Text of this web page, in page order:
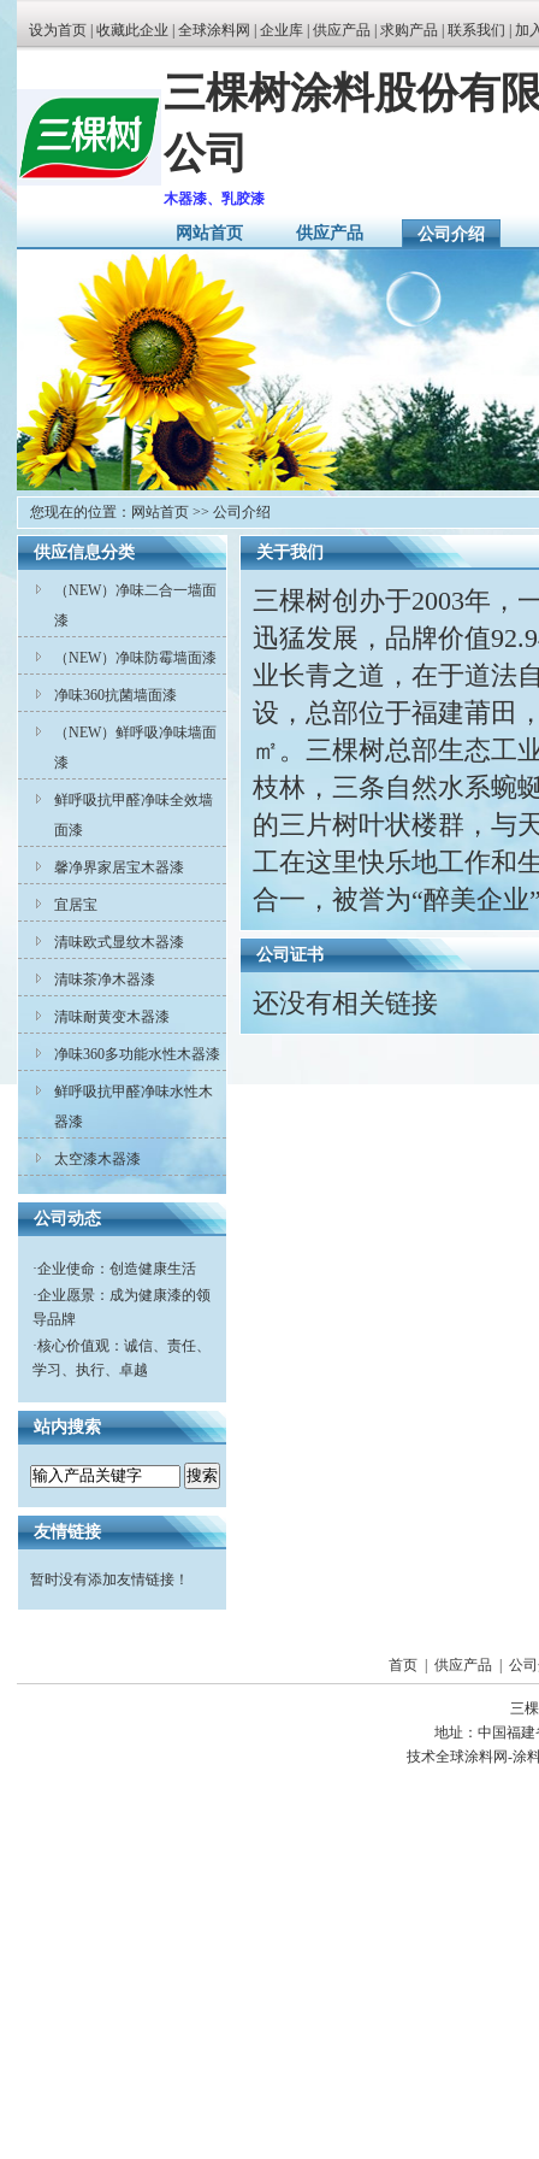
设为首页 收藏此企业 全球涂料网 企业库 供应产品 求购产品 联系我们 | 加
三棵树涂料股份有
公司
木器漆、乳胶漆
网站首页 供应产品 公司介绍
您现在的位置： 网站首页 >> 公司介绍
供应信息分类
（NEW）净味二合一墙面
漆
（NEW）净味防霉墙面漆
净味360抗菌墙面漆
（NEW）鲜呼吸净味墙面
漆
鲜呼吸抗甲醛净味全效墙
面漆
馨净界家居宝木器漆
宜居宝
清味欧式显纹木器漆
清味茶净木器漆
清味耐黄变木器漆
净味360多功能水性木器漆
鲜呼吸抗甲醛净味水性木
器漆
太空漆木器漆
公司动态
·企业使命：创造健康生活
·企业愿景：成为健康漆的领
导品牌
·核心价值观：诚信、责任、
学习、执行、卓越
站内搜索
友情链接
暂时没有添加友情链接！
关于我们
三棵树创办于2003年，
迅猛发展，品牌价值
业长青之道，在于道法
设，总部位于福建莆田
㎡。三棵树总部生态工
枝林，三条自然水系蜿
的三片树叶状楼群，与
工在这里快乐地工作和
合一，被誉为“醉美企业
公司证书
还没有相关链接
首页 供应产品 公
三
地址：中国福
技术全球涂料网-涂